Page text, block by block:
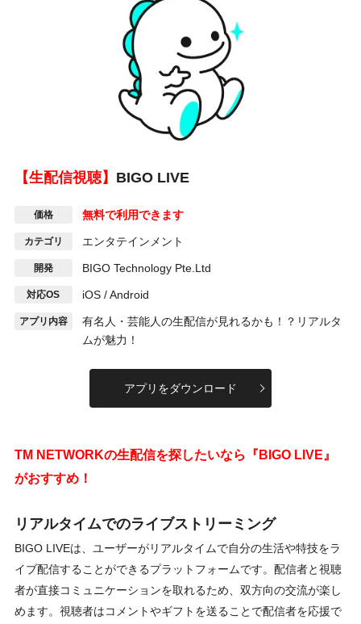
【生配信視聴】 BIGO LIVE
価格 無料で利用できます
カテゴリ エンタテインメント
開発 BIGO Technology Pte.Ltd
対応OS iOS / Android
アプリ内容
有名人・芸能人の生配信が見れるかも！？リアルタ
ムが魅力！
アプリをダウンロード
TM NETWORKの生配信を探したいなら『BIGO LIVE』
がおすすめ！
リアルタイムでのライブストリーミング
BIGO LIVEは、ユーザーがリアルタイムで自分の生活や特技をラ
イブ配信することができるプラットフォームです。配信者と視聴
者が直接コミュニケーションを取れるため、双方向の交流が楽し
めます。視聴者はコメントやギフトを送ることで配信者を応援で